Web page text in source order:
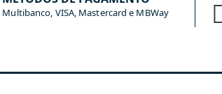
Multibanco, VISA, Mastercard e MBWay